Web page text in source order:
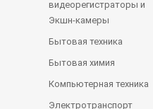
видеорегистраторы и
Экшн-камеры
Бытовая техника
Бытовая химия
Компьютерная техника
Электротранспорт